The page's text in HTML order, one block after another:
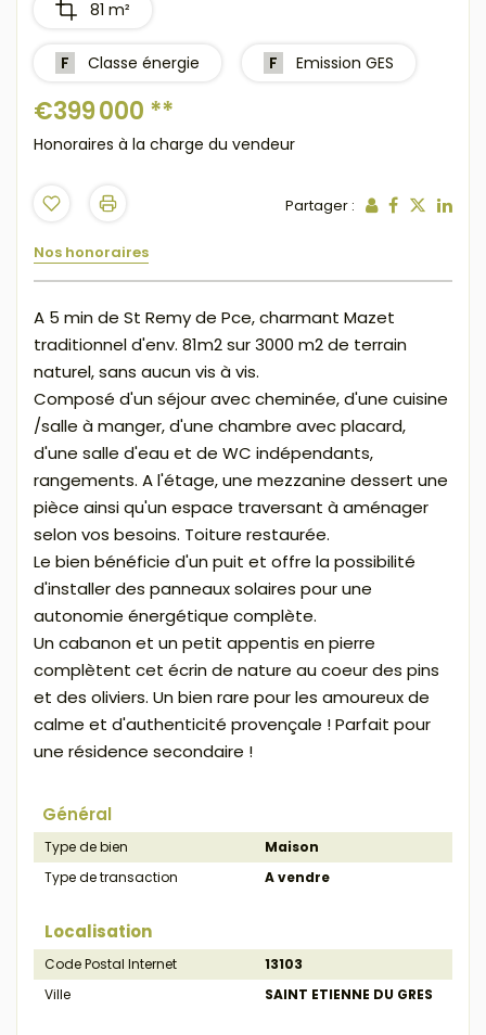
81 m²
F Classe énergie F Emission GES
€399 000 **
Honoraires à la charge du vendeur
Partager :
Nos honoraires
A 5 min de St Remy de Pce, charmant Mazet
traditionnel d'env. 81m2 sur 3000 m2 de terrain
naturel, sans aucun vis à vis.
Composé d'un séjour avec cheminée, d'une cuisine
/salle à manger, d'une chambre avec placard,
d'une salle d'eau et de WC indépendants,
rangements. A l'étage, une mezzanine dessert une
pièce ainsi qu'un espace traversant à aménager
selon vos besoins. Toiture restaurée.
Le bien bénéficie d'un puit et offre la possibilité
d'installer des panneaux solaires pour une
autonomie énergétique complète.
Un cabanon et un petit appentis en pierre
complètent cet écrin de nature au coeur des pins
et des oliviers. Un bien rare pour les amoureux de
calme et d'authenticité provençale ! Parfait pour
une résidence secondaire !
Général
Type de bien
Maison
Type de transaction
A vendre
Localisation
Code Postal Internet
13103
Ville
SAINT ETIENNE DU GRES